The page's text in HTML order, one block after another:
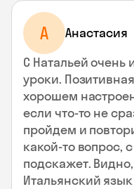
А Анастасия
С Натальей очень
уроки.
хорошем
если что-то не
пройдем и
какой-то вопрос,
подскажет.
Итальянский